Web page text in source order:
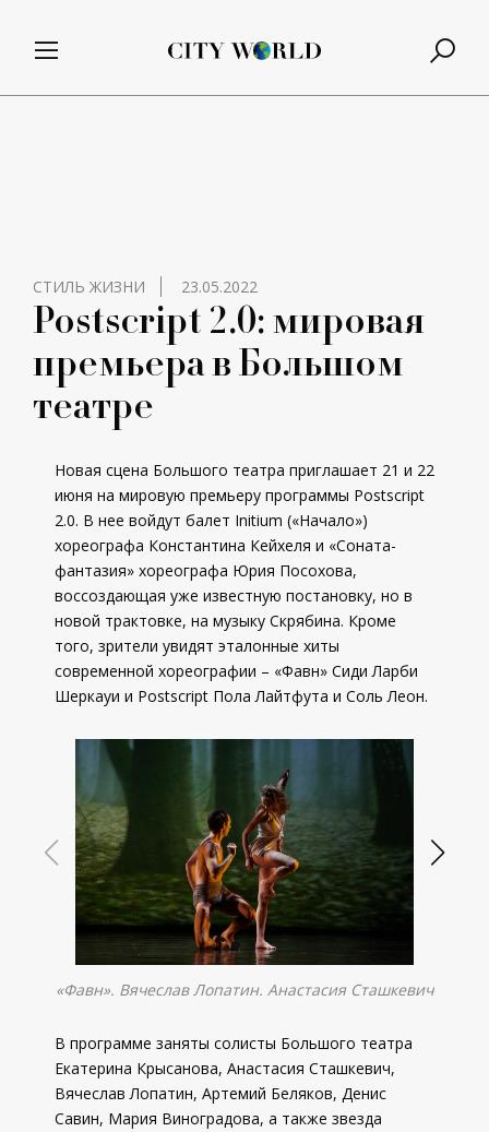
СТИЛЬ ЖИЗНИ 23.05.2022
Postscript 2.0: мировая
премьера в Большом
театре
Новая сцена Большого театра приглашает 21 и 22
июня на мировую премьеру программы Postscript
2.0. В нее войдут балет Initium («Начало»)
хореографа Константина Кейхеля и «Соната-
фантазия» хореографа Юрия Посохова,
воссоздающая уже известную постановку, но в
новой трактовке, на музыку Скрябина. Кроме
того, зрители увидят эталонные хиты
современной хореографии – «Фавн» Сиди Ларби
Шеркауи и Postscript Пола Лайтфута и Соль Леон.
«Фавн». Вячеслав Лопатин. Анастасия Сташкевич
В программе заняты солисты Большого театра
Екатерина Крысанова, Анастасия Сташкевич,
Вячеслав Лопатин, Артемий Беляков, Денис
Савин, Мария Виноградова, а также звезда